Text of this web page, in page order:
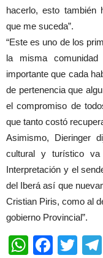
hacerlo, esto también
que me suceda”.
“Este es uno de los
la misma
importante que cada
de pertenencia que
el compromiso de
que tanto costó
Asimismo, Dieringer
cultural y turístico
Interpretación y el
del Iberá así que
Cristian Piris, como al
gobierno Provincial”.